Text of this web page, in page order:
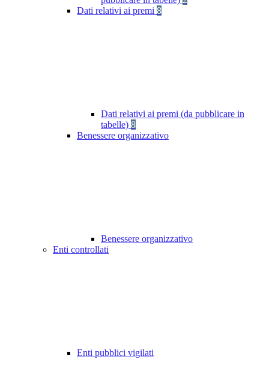
Dati relativi ai premi 8
Dati relativi ai premi (da pubblicare in
tabelle) 8
Benessere organizzativo
Benessere organizzativo
Enti controllati
Enti pubblici vigilati